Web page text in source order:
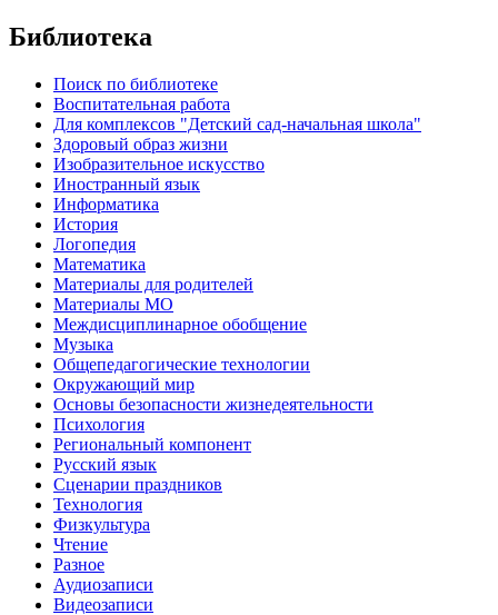
Библиотека
Поиск по библиотеке
Воспитательная работа
Для комплексов "Детский сад-начальная школа"
Здоровый образ жизни
Изобразительное искусство
Иностранный язык
Информатика
История
Логопедия
Математика
Материалы для родителей
Материалы МО
Междисциплинарное обобщение
Музыка
Общепедагогические технологии
Окружающий мир
Основы безопасности жизнедеятельности
Психология
Региональный компонент
Русский язык
Сценарии праздников
Технология
Физкультура
Чтение
Разное
Аудиозаписи
Видеозаписи